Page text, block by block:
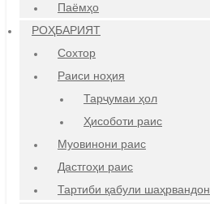
Паёмҳо
РОҲБАРИЯТ
Сохтор
Раиси ноҳия
Тарҷумаи ҳол
Ҳисоботи раис
Муовинони раис
Дастгоҳи раис
Тартиби қабули шаҳрвандон